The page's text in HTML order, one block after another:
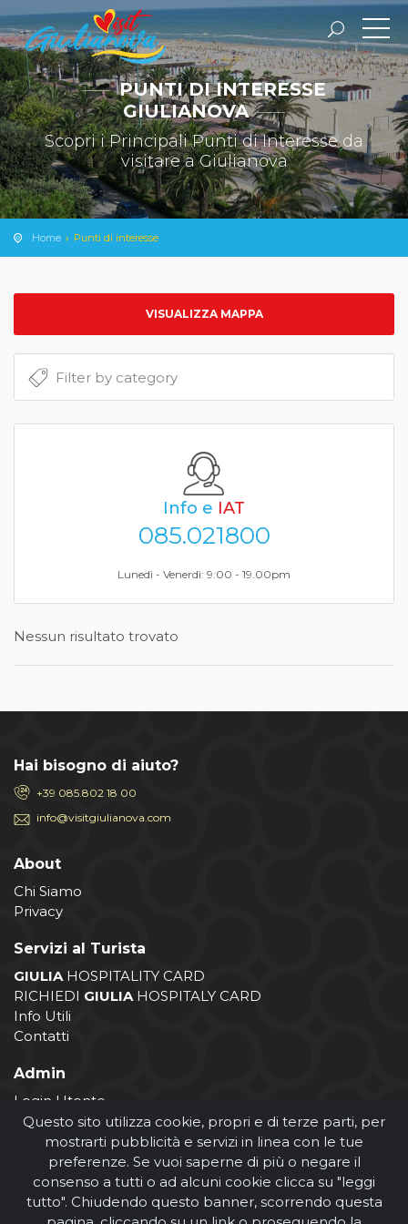
PUNTI DI INTERESSE
GIULIANOVA
Scopri i Principali Punti di Interesse da
visitare a Giulianova
Home Punti di interesse
VISUALIZZA MAPPA
Info e IAT
085.021800
Lunedì - Venerdì: 9:00 - 19.00pm
Nessun risultato trovato
Hai bisogno di aiuto?
+39 085.802 18 00
info@visitgiulianova.com
About
Chi Siamo
Privacy
Servizi al Turista
GIULIA HOSPITALITY CARD
RICHIEDI GIULIA HOSPITALY CARD
Info Utili
Contatti
Admin
Login Utente
Login Operatore
Registrazione Operatore
Questo sito utilizza cookie, propri e di terze parti, per
mostrarti pubblicità e servizi in linea con le tue
preferenze. Se vuoi saperne di più o negare il
consenso a tutti o ad alcuni cookie clicca su "leggi
tutto". Chiudendo questo banner, scorrendo questa